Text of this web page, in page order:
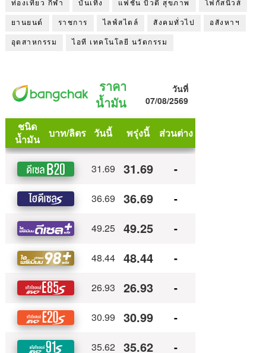
ท่องเที่ยว กีฬา บันเทิง แฟชั่น บิวตี้ สุขภาพ โฟกัสนิวส์
ยานยนต์ ราชการ ไลฟ์สไตล์ สังคมทั่วไป อสังหาฯ
อุตสาหกรรม ไอที เทคโนโลยี นวัตกรรม